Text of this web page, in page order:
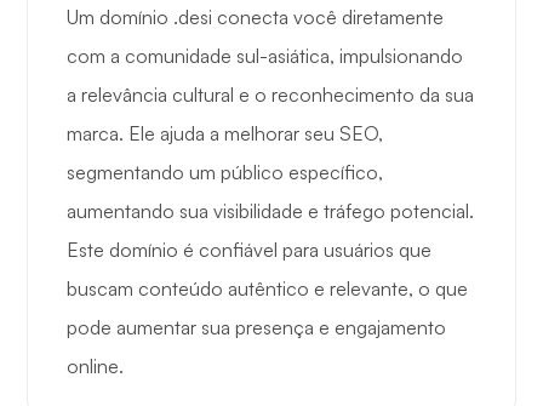
Um domínio .desi conecta você diretamente
com a comunidade sul-asiática, impulsionando
a relevância cultural e o reconhecimento da sua
marca. Ele ajuda a melhorar seu SEO,
segmentando um público específico,
aumentando sua visibilidade e tráfego potencial.
Este domínio é confiável para usuários que
buscam conteúdo autêntico e relevante, o que
pode aumentar sua presença e engajamento
online.